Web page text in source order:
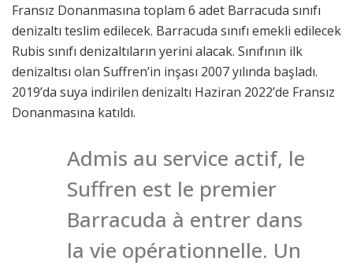
Fransız Donanmasına toplam 6 adet Barracuda sınıfı
denizaltı teslim edilecek. Barracuda sınıfı emekli edilecek
Rubis sınıfı denizaltıların yerini alacak. Sınıfının ilk
denizaltısı olan Suffren’in inşası 2007 yılında başladı.
2019’da suya indirilen denizaltı Haziran 2022’de Fransız
Donanmasına katıldı.
Admis au service actif, le
Suffren est le premier
Barracuda à entrer dans
la vie opérationnelle. Un